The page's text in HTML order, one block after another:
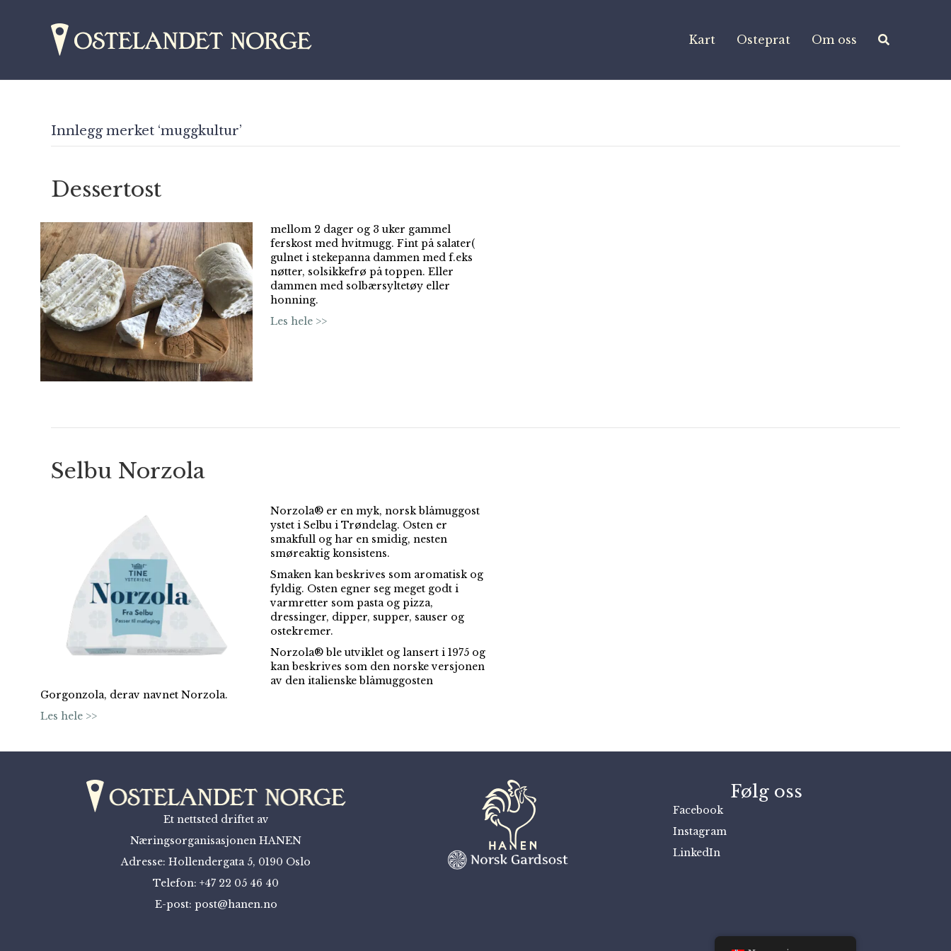
Kart Osteprat Om oss
Innlegg merket ‘muggkultur’
Dessertost
mellom 2 dager og 3 uker gammel
ferskost med hvitmugg. Fint på salater(
gulnet i stekepanna dammen med f.eks
nøtter, solsikkefrø på toppen. Eller
dammen med solbærsyltetøy eller
honning.
Les hele >>
Selbu Norzola
Norzola® er en myk, norsk blåmuggost
ystet i Selbu i Trøndelag. Osten er
smakfull og har en smidig, nesten
smøreaktig konsistens.
Smaken kan beskrives som aromatisk og
fyldig. Osten egner seg meget godt i
varmretter som pasta og pizza,
dressinger, dipper, supper, sauser og
ostekremer.
Norzola® ble utviklet og lansert i 1975 og
kan beskrives som den norske versjonen
av den italienske blåmuggosten
Gorgonzola, derav navnet Norzola.
Les hele >>
Et nettsted driftet av
Næringsorganisasjonen HANEN
Adresse: Hollendergata 5, 0190 Oslo
Telefon: +47 22 05 46 40
E-post: post@hanen.no
Følg oss
Facebook
Instagram
LinkedIn